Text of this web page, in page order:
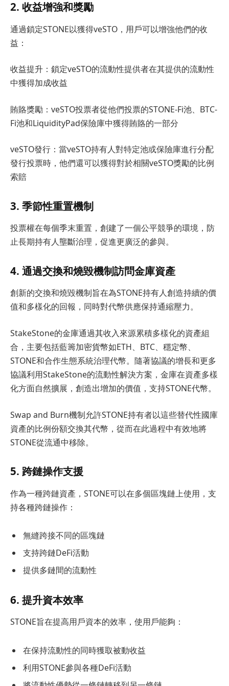
2. 收益增強和獎勵
通過鎖定STONE以獲得veSTO，用戶可以增強他們的收
益：
收益提升：鎖定veSTO的流動性提供者在其提供的流動性
中獲得加成收益
賄賂獎勵：veSTO投票者從他們投票的STONE-Fi池、BTC-
Fi池和LiquidityPad保險庫中獲得賄賂的一部分
veSTO發行：當veSTO持有人對特定池或保險庫進行分配
發行投票時，他們還可以獲得對於相關veSTO獎勵的比例
索賠
3. 季節性重置機制
投票權在每個季末重置，創建了一個公平競爭的環境，防
止長期持有人壟斷治理，促進更廣泛的參與。
4. 通過交換和燒毀機制訪問金庫資產
創新的交換和燒毀機制旨在為STONE持有人創造持續的價
值和多樣化的回報，同時對代幣供應保持通縮壓力。
StakeStone的金庫通過其收入來源累積多樣化的資產組
合，主要包括藍籌加密貨幣如ETH、BTC、穩定幣、
STONE和合作生態系統治理代幣。隨著協議的增長和更多
協議利用StakeStone的流動性解決方案，金庫在資產多樣
化方面自然擴展，創造出增加的價值，支持STONE代幣。
Swap and Burn機制允許STONE持有者以這些替代性國庫
資產的比例份額交換其代幣，從而在此過程中有效地將
STONE從流通中移除。
5. 跨鏈操作支援
作為一種跨鏈資產，STONE可以在多個區塊鏈上使用，支
持各種跨鏈操作：
無縫跨接不同的區塊鏈
支持跨鏈DeFi活動
提供多鏈間的流動性
6. 提升資本效率
STONE旨在提高用戶資本的效率，使用戶能夠：
在保持流動性的同時獲取被動收益
利用STONE參與各種DeFi活動